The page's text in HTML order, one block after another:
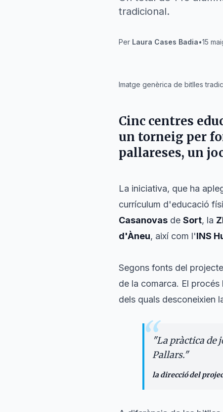
tradicional.
Per Laura Cases Badia•15
Imatge genèrica de bitlles
Cinc centres
un torneig per
pallareses, un
La iniciativa, que ha
currículum d'educació
Casanovas de Sort, la
d'Àneu, així com l'INS
Segons fonts del
de la comarca. El
dels quals desconeixien
“"La pràctica de
Pallars."
la direcció del